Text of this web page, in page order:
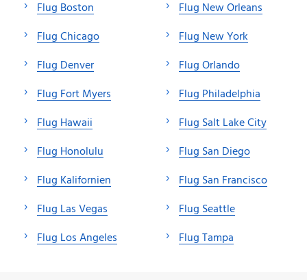
Flug Boston
Flug Chicago
Flug Denver
Flug Fort Myers
Flug Hawaii
Flug Honolulu
Flug Kalifornien
Flug Las Vegas
Flug Los Angeles
Flug New Orleans
Flug New York
Flug Orlando
Flug Philadelphia
Flug Salt Lake City
Flug San Diego
Flug San Francisco
Flug Seattle
Flug Tampa